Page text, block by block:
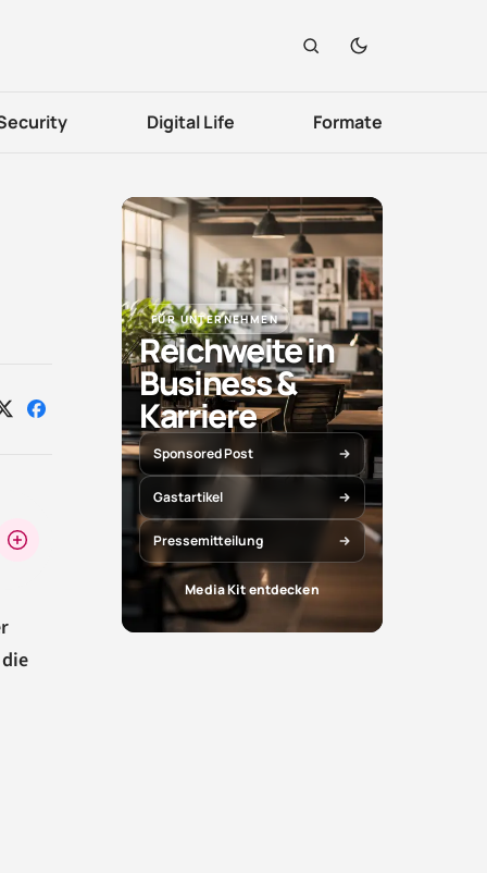
Digital Life Formate
Auf Auf
FÜR UNTERNEHMEN
Reichweite in
Business &
Karriere
Sponsored Post
Gastartikel
Pressemitteilung
Media Kit entdecken